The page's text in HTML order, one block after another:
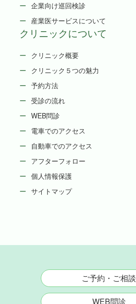
企業向け巡回検診
産業医サービスについて
クリニックについて
クリニック概要
クリニック５つの魅力
予約方法
受診の流れ
WEB問診
電車でのアクセス
自動車でのアクセス
アフターフォロー
個人情報保護
サイトマップ
ご予約・ご相談
WEB問診